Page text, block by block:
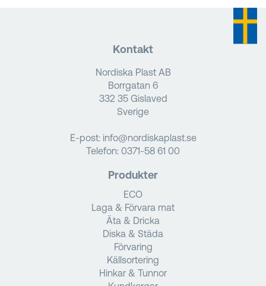
Kontakt
Nordiska Plast AB
Borrgatan 6
332 35 Gislaved
Sverige
E-post: info@nordiskaplast.se
Telefon: 0371-58 61 00
Produkter
ECO
Laga & Förvara mat
Äta & Dricka
Diska & Städa
Förvaring
Källsortering
Hinkar & Tunnor